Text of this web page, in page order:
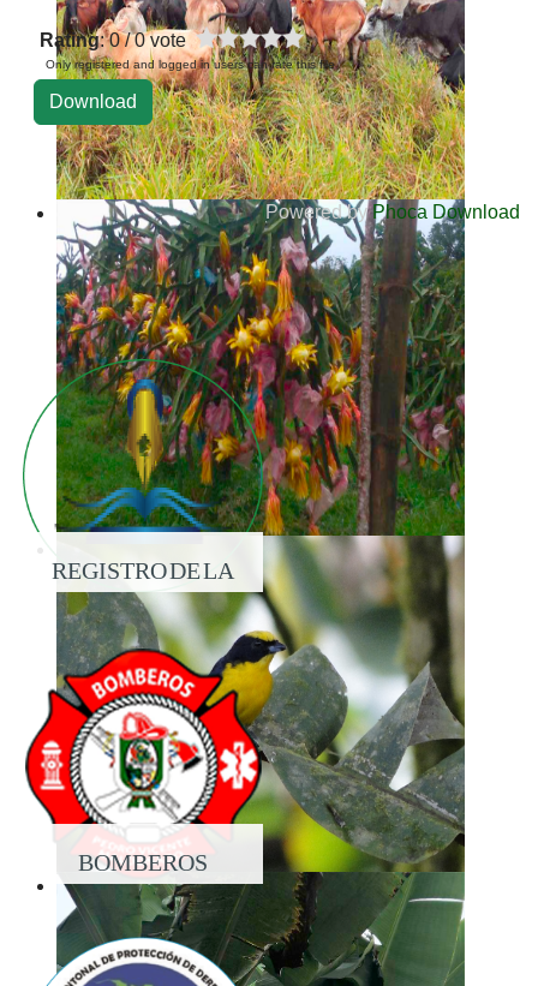
Rating: 0 / 0 vote
Only registered and logged in users can rate this file
Powered byPhoca Download
REGISTRO DE LA
PROPIEDAD
BOMBEROS